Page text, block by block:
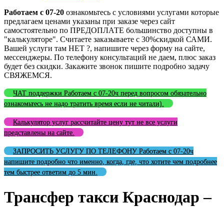
Работаем с 07-20 ознакомьтесь с условиями услугами которые
предлагаем ценами указаны при заказе через сайт
самостоятельно по ПРЕДОПЛАТЕ большинство доступны в
"калькуляторе". Считаете заказываете с 30%скидкой САМИ.
Вашей услуги там НЕТ ?, напишите через форму на сайте,
мессенджеры. По телефону консультаций не даем, плюс заказ
будет без скидки. Закажите звонок пишите подробно задачу
СВЯЖЕМСЯ.
ЧАТ поддержки Работаем с 07-20ч перед вопросом обязательно
ознакомьтесь не надо тратить время если не читали).
Калькулятор услуг рассчитайте цену тут не все услуги
представлены на сайте.
ЗАПРОСИТЬ УСЛУГУ ПО ТЕЛЕФОНУ Работаем с 07-20ч
напишите подробно что именно, когда, где, что хотите чем подробнее
тем быстрее ответим до 5 мин.
Трансфер такси Краснодар –